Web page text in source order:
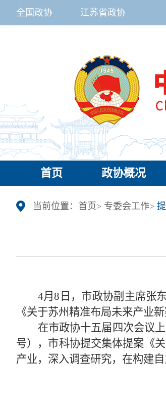
全国政协 江苏省政协
首页 政协概况
当前位置： 首页> 专委会工作>
4月8日，市政协副主席张
《关于苏州精准布局未来产业
在市政协十五届四次会议
号），市科协提交集体提案《
产业，深入调查研究，在构建